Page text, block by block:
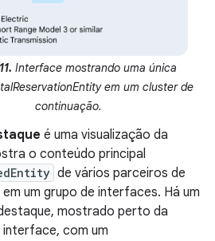
Interface mostrando uma única
em um cluster de
continuação.
é uma visualização da
o conteúdo principal
de vários parceiros de
um grupo de interfaces. Há um
mostrado perto da
com um